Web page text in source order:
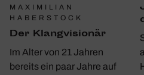
MAXIMILIAN
HABERSTOCK
Der Klang­vi­sionär
Im Alter von 21 Jahren
bereits ein paar Jahre auf